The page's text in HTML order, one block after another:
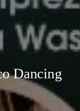
Dancing